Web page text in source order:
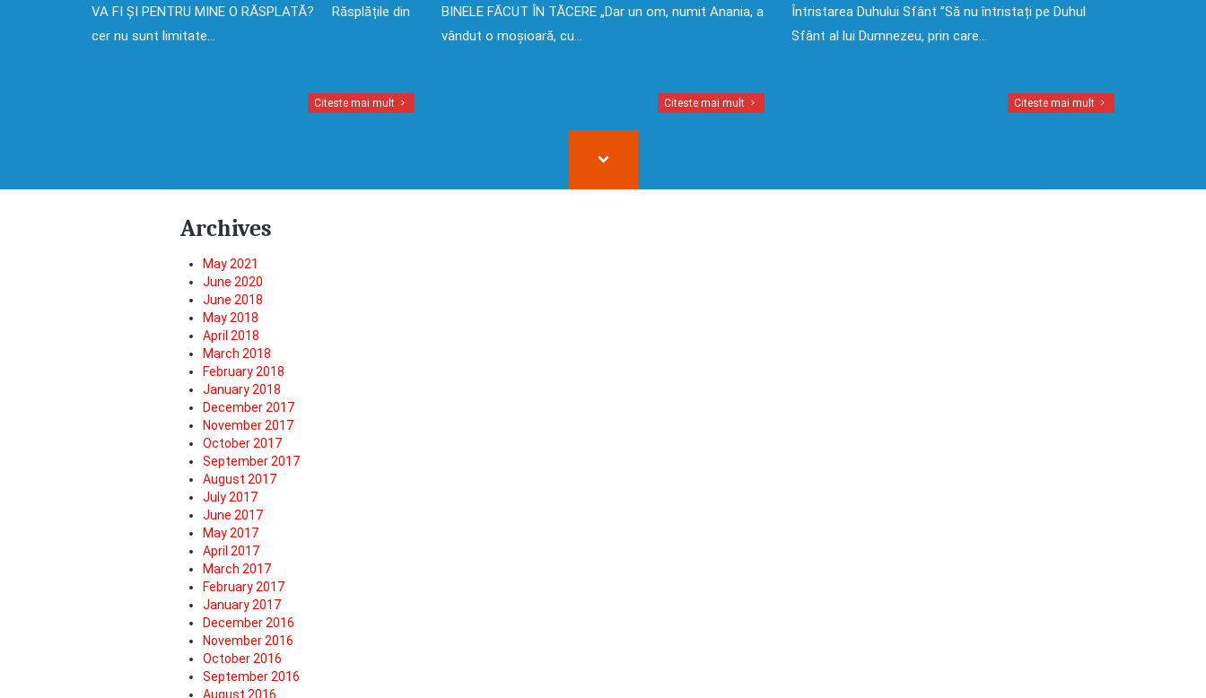
VA FI ȘI PENTRU MINE O RĂSPLATĂ? Răsplățile din
cer nu sunt limitate…
Citeste mai mult
BINELE FĂCUT ÎN TĂCERE „Dar un om, numit Anania, a
vândut o moșioară, cu…
Citeste mai mult
Întristarea Duhului Sfânt ”Să nu întristați pe Duhul
Sfânt al lui Dumnezeu, prin care…
Citeste mai mult
Archives
May 2021
June 2020
June 2018
May 2018
April 2018
March 2018
February 2018
January 2018
December 2017
November 2017
October 2017
September 2017
August 2017
July 2017
June 2017
May 2017
April 2017
March 2017
February 2017
January 2017
December 2016
November 2016
October 2016
September 2016
August 2016